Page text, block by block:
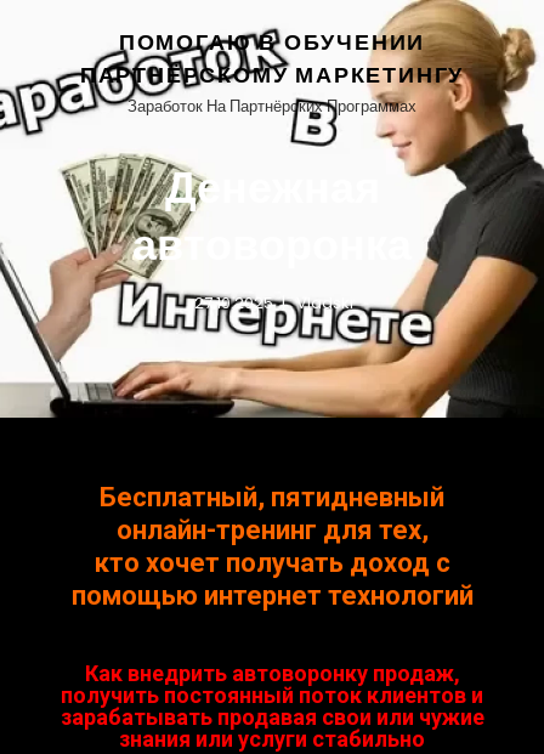
ПОМОГАЮ В ОБУЧЕНИИ
ПАРТНЁРСКОМУ МАРКЕТИНГУ
Заработок На Партнёрских Программах
Денежная
автоворонка
27.10.2025 Vladskr
Бесплатный, пятидневный
онлайн-тренинг для тех,
кто хочет получать доход с
помощью интернет технологий
Как внедрить автоворонку продаж,
получить постоянный поток клиентов и
зарабатывать продавая свои или чужие
знания или услуги стабильно